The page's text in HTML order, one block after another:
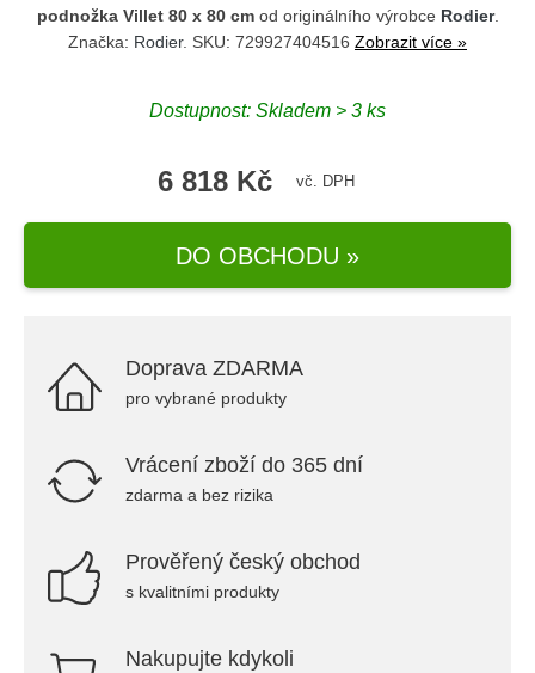
podnožka Villet 80 x 80 cmod originálního výrobce Rodier.
Značka: Rodier. SKU: 729927404516 Zobrazit více »
Dostupnost: Skladem > 3 ks
6 818 Kč vč. DPH
DO OBCHODU »
Doprava ZDARMA
pro vybrané produkty
Vrácení zboží do 365 dní
zdarma a bez rizika
Prověřený český obchod
s kvalitními produkty
Nakupujte kdykoli